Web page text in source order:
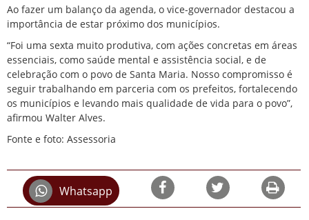
Ao fazer um balanço da agenda, o vice-governador destacou a
importância de estar próximo dos municípios.
“Foi uma sexta muito produtiva, com ações concretas em áreas
essenciais, como saúde mental e assistência social, e de
celebração com o povo de Santa Maria. Nosso compromisso é
seguir trabalhando em parceria com os prefeitos, fortalecendo
os municípios e levando mais qualidade de vida para o povo”,
afirmou Walter Alves.
Fonte e foto: Assessoria
Whatsapp